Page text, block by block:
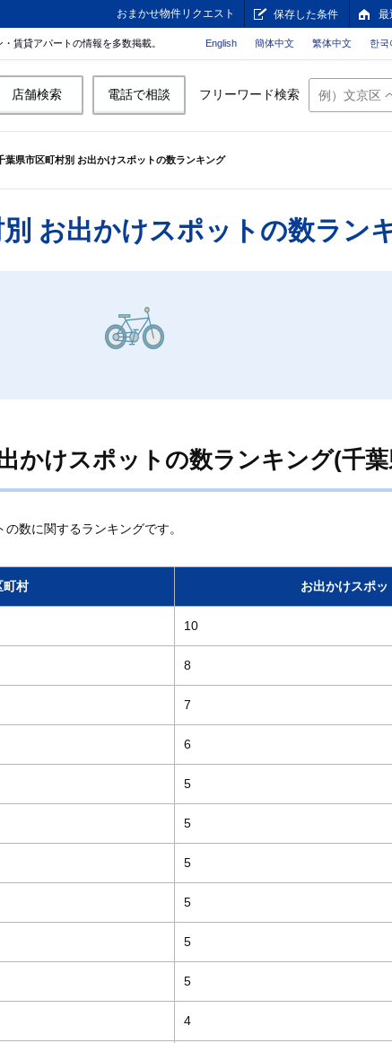
おまかせ物件リクエスト 保存した条件 最
賃貸アパートの情報を多数掲載。 English 簡体中文 繁体中文 한국
店舗検索 電話で相談 フリーワード検索
葉県市区町村別 お出かけスポットの数ランキング
お出かけスポットの数ラン
かけスポットの数ランキング(千
数に関するランキングです。
町村 お出かけスポッ
10
8
7
6
5
5
5
5
5
5
4